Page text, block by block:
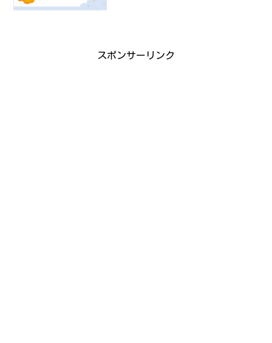
スポンサーリンク